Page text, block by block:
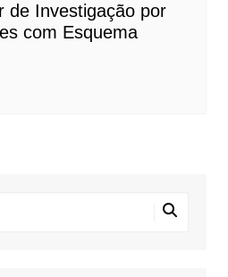
de Investigação por
com Esquema